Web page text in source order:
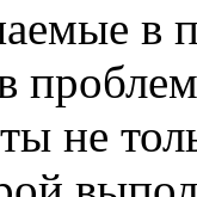
в
не